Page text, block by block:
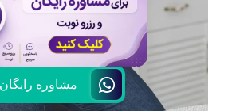
مشاوره رایگان